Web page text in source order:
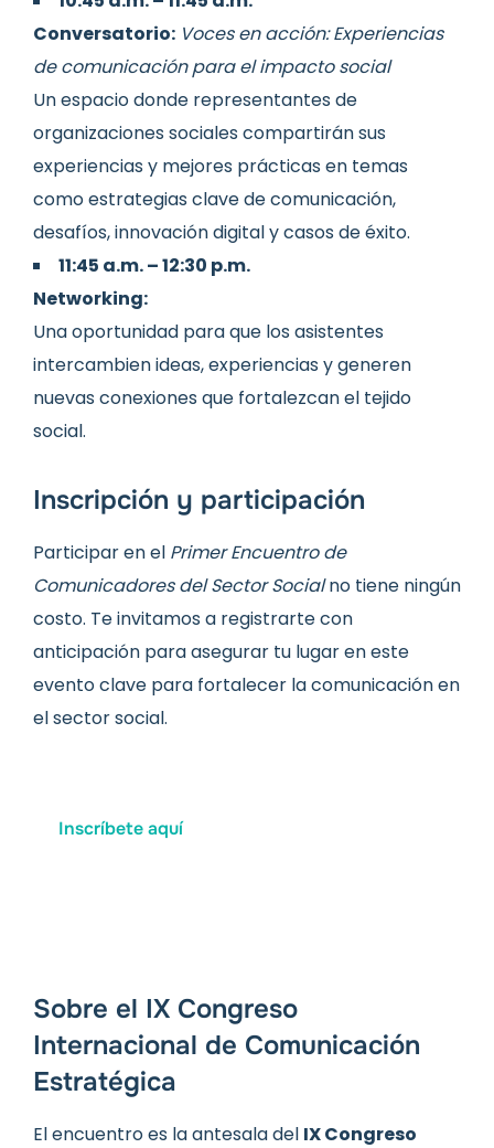
Conversatorio: Voces en acción: Experiencias
de comunicación para el impacto social
Un espacio donde representantes de
organizaciones sociales compartirán sus
experiencias y mejores prácticas en temas
como estrategias clave de comunicación,
desafíos, innovación digital y casos de éxito.
11:45 a.m. – 12:30 p.m.
Networking:
Una oportunidad para que los asistentes
intercambien ideas, experiencias y generen
nuevas conexiones que fortalezcan el tejido
social.
Inscripción y participación
Participar en el Primer Encuentro de
Comunicadores del Sector Socialno tiene ningún
costo. Te invitamos a registrarte con
anticipación para asegurar tu lugar en este
evento clave para fortalecer la comunicación en
el sector social.
Inscríbete aquí
Sobre el IX Congreso
Internacional de Comunicación
Estratégica
El encuentro es la antesala del IX Congreso